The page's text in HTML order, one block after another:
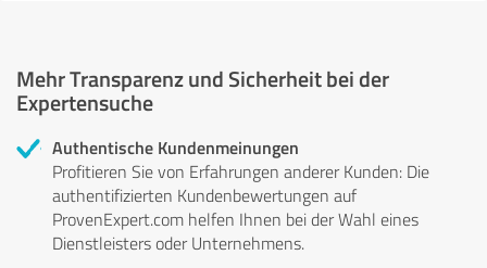
Mehr Transparenz und Sicherheit bei der
Expertensuche
Authentische Kundenmeinungen
Profitieren Sie von Erfahrungen anderer Kunden: Die
authentifizierten Kundenbewertungen auf
ProvenExpert.com helfen Ihnen bei der Wahl eines
Dienstleisters oder Unternehmens.